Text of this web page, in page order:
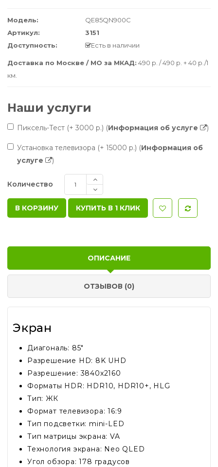
Модель:
QE85QN900C
Артикул:
3151
Доступность:
Есть в наличии
Доставка по Москве / МО за МКАД: 490 р. / 490 р. + 40 р./1
км.
Наши услуги
Пиксель-Тест (+ 3000 р.) (Информация об услуге )
Установка телевизора (+ 15000 р.) (Информация об
услуге
)
Количество
КУПИТЬ В 1 КЛИК
ОПИСАНИЕ
ОТЗЫВОВ (0)
Экран
Диагональ: 85"
Разрешение HD: 8K UHD
Разрешение: 3840x2160
Форматы HDR: HDR10, HDR10+, HLG
Тип: ЖК
Формат телевизора: 16:9
Тип подсветки: mini-LED
Тип матрицы экрана: VA
Технология экрана: Neo QLED
Угол обзора: 178 градусов